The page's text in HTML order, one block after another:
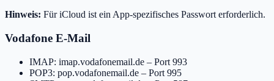
Hinweis: Für iCloud ist ein App-spezifisches Passwort erforderlich.
Vodafone E-Mail
IMAP: imap.vodafonemail.de – Port 993
POP3: pop.vodafonemail.de – Port 995